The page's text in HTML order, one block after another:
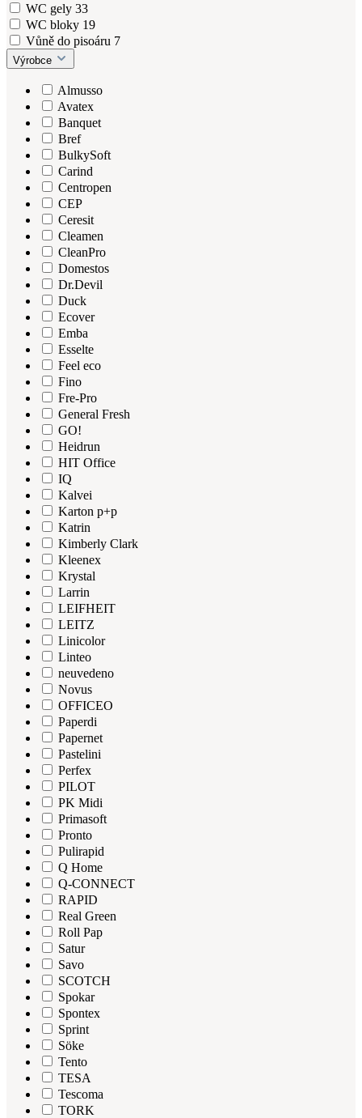
WC gely 33
WC bloky 19
Vůně do pisoáru 7
Výrobce
Almusso
Avatex
Banquet
Bref
BulkySoft
Carind
Centropen
CEP
Ceresit
Cleamen
CleanPro
Domestos
Dr.Devil
Duck
Ecover
Emba
Esselte
Feel eco
Fino
Fre-Pro
General Fresh
GO!
Heidrun
HIT Office
IQ
Kalvei
Karton p+p
Katrin
Kimberly Clark
Kleenex
Krystal
Larrin
LEIFHEIT
LEITZ
Linicolor
Linteo
neuvedeno
Novus
OFFICEO
Paperdi
Papernet
Pastelini
Perfex
PILOT
PK Midi
Primasoft
Pronto
Pulirapid
Q Home
Q-CONNECT
RAPID
Real Green
Roll Pap
Satur
Savo
SCOTCH
Spokar
Spontex
Sprint
Söke
Tento
TESA
Tescoma
TORK